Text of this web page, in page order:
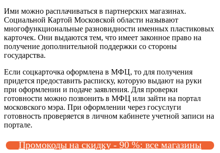
Ими можно расплачиваться в партнерских магазинах.
Социальной Картой Московской области называют
многофункциональные разновидности именных пластиковых
карточек. Они выдаются тем, что имеет законное право на
получение дополнительной поддержки со стороны
государства.
Если соцкарточка оформлена в МФЦ, то для получения
придется предоставить расписку, которую выдают на руки
при оформлении и подаче заявления. Для проверки
готовности можно позвонить в МФЦ или зайти на портал
московского мэра. При оформлении через госуслуги
готовность проверяется в личном кабинете учетной записи на
портале.
Промокоды на скидку - 90 %: все магазины